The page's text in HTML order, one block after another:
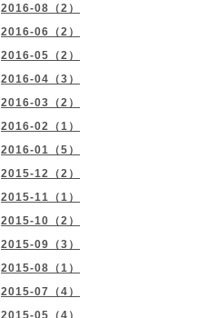
2016-08（2）
2016-06（2）
2016-05（2）
2016-04（3）
2016-03（2）
2016-02（1）
2016-01（5）
2015-12（2）
2015-11（1）
2015-10（2）
2015-09（3）
2015-08（1）
2015-07（4）
2015-05（4）